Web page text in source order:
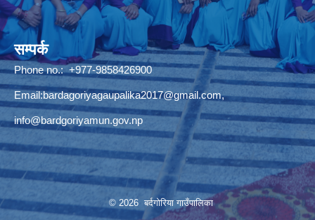
सम्पर्क
Phone no.: +977-9858426900
Email:bardagoriyagaupalika2017@gmail.com,
info@bardgoriyamun.gov.np
© 2026 बर्दगोरिया गाउँपालिका